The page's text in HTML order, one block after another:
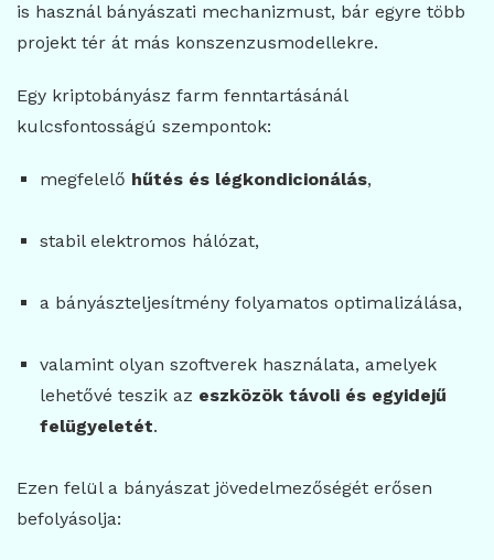
is használ bányászati mechanizmust, bár egyre több
projekt tér át más konszenzusmodellekre.
Egy kriptobányász farm fenntartásánál
kulcsfontosságú szempontok:
megfelelő hűtés és légkondicionálás,
stabil elektromos hálózat,
a bányászteljesítmény folyamatos optimalizálása,
valamint olyan szoftverek használata, amelyek
lehetővé teszik az eszközök távoli és egyidejű
felügyeletét.
Ezen felül a bányászat jövedelmezőségét erősen
befolyásolja: